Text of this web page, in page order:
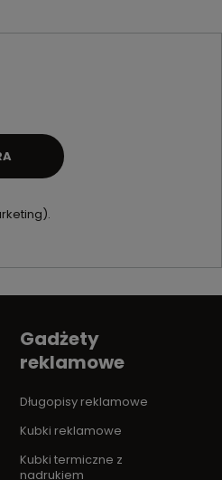
Gadżety
reklamowe
Długopisy reklamowe
Kubki reklamowe
Kubki termiczne z
nadrukiem